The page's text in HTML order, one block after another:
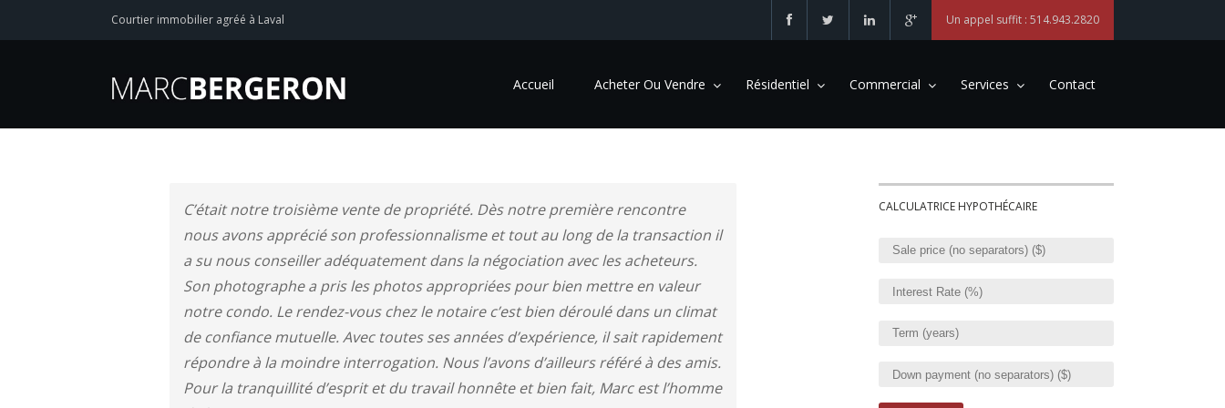
Courtier immobilier agréé à Laval Un appel suffit : 514.943.2820
Accueil Acheter Ou Vendre Résidentiel Commercial Services Contact
C’était notre troisième vente de propriété. Dès notre première rencontre
nous avons apprécié son professionnalisme et tout au long de la transaction il
a su nous conseiller adéquatement dans la négociation avec les acheteurs.
Son photographe a pris les photos appropriées pour bien mettre en valeur
notre condo. Le rendez-vous chez le notaire c’est bien déroulé dans un climat
de confiance mutuelle. Avec toutes ses années d’expérience, il sait rapidement
répondre à la moindre interrogation. Nous l’avons d’ailleurs référé à des amis.
Pour la tranquillité d’esprit et du travail honnête et bien fait, Marc est l’homme
CALCULATRICE HYPOTHÉCAIRE